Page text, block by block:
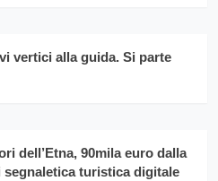
vertici alla guida. Si parte
dell’Etna, 90mila euro dalla
turistica digitale